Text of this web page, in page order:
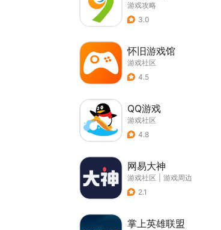
游戏攻略
3.0
怀旧游戏馆
游戏社区
4.5
QQ游戏
游戏社区
4.8
网易大神
游戏社区
游戏周边
2.1
掌上英雄联盟